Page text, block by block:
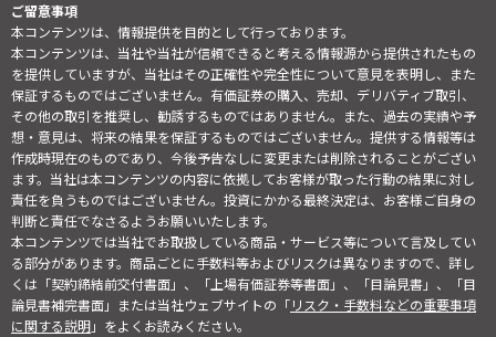
ご留意事項
本コンテンツは、情報提供を目的として行っております。
本コンテンツは、当社や当社が信頼できると考える情報源から提供されたもの
を提供していますが、当社はその正確性や完全性について意見を表明し、また
保証するものではございません。有価証券の購入、売却、デリバティブ取引、
その他の取引を推奨し、勧誘するものではありません。また、過去の実績や予
想・意見は、将来の結果を保証するものではございません。提供する情報等は
作成時現在のものであり、今後予告なしに変更または削除されることがござい
ます。当社は本コンテンツの内容に依拠してお客様が取った行動の結果に対し
責任を負うものではございません。投資にかかる最終決定は、お客様ご自身の
判断と責任でなさるようお願いいたします。
本コンテンツでは当社でお取扱している商品・サービス等について言及してい
る部分があります。商品ごとに手数料等およびリスクは異なりますので、詳し
くは「契約締結前交付書面」、「上場有価証券等書面」、「目論見書」、「目
論見書補完書面」または当社ウェブサイトの「リスク・手数料などの重要事項
に関する説明」をよくお読みください。